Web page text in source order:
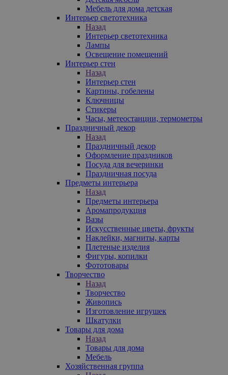
Мебель для дома детская
Интерьер светотехника
Назад
Интерьер светотехника
Лампы
Освещение помещений
Интерьер стен
Назад
Интерьер стен
Картины, гобелены
Ключницы
Стикеры
Часы, метеостанции, термометры
Праздничный декор
Назад
Праздничный декор
Оформление праздников
Посуда для вечеринки
Праздничная посуда
Предметы интерьера
Назад
Предметы интерьера
Аромапродукция
Вазы
Искусственные цветы, фрукты
Наклейки, магниты, карты
Плетеные изделия
Фигуры, копилки
Фототовары
Творчество
Назад
Творчество
Живопись
Изготовление игрушек
Шкатулки
Товары для дома
Назад
Товары для дома
Мебель
Хозяйственная группа